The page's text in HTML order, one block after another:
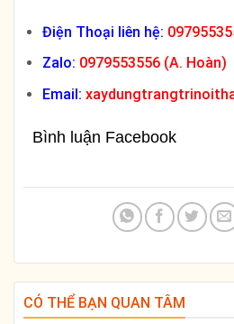
Điện Thoại liên hệ:
Zalo: 0979553556 (A. Hoàn)
Email:
Bình luận Facebook
CÓ THỂ BẠN QUAN TÂM